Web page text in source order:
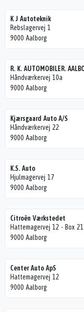
K J Autoteknik
Rebslagervej 1
9000 Aalborg
R. K. AUTOMOBILER.
Håndværkervej 10a
9000 Aalborg
Kjærsgaard Auto A/S
Håndværkervej 22
9000 Aalborg
K.S. Auto
Hjulmagervej 17
9000 Aalborg
Citroën Værkstedet
Hattemagervej 12 - Box
9000 Aalborg
Center Auto ApS
Hattemagervej 12
9000 Aalborg